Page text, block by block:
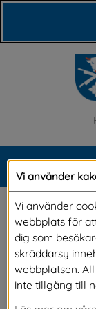
planerar att
Det är ett
Vi använder
Vi använder
webbplats för
dig som
skräddarsy
webbplatsen.
inte tillgång till